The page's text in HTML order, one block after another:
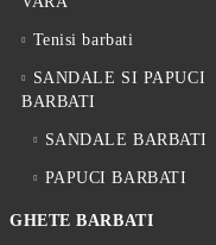
Tenisi barbati
SANDALE SI PAPUCI
BARBATI
SANDALE BARBATI
PAPUCI BARBATI
GHETE BARBATI